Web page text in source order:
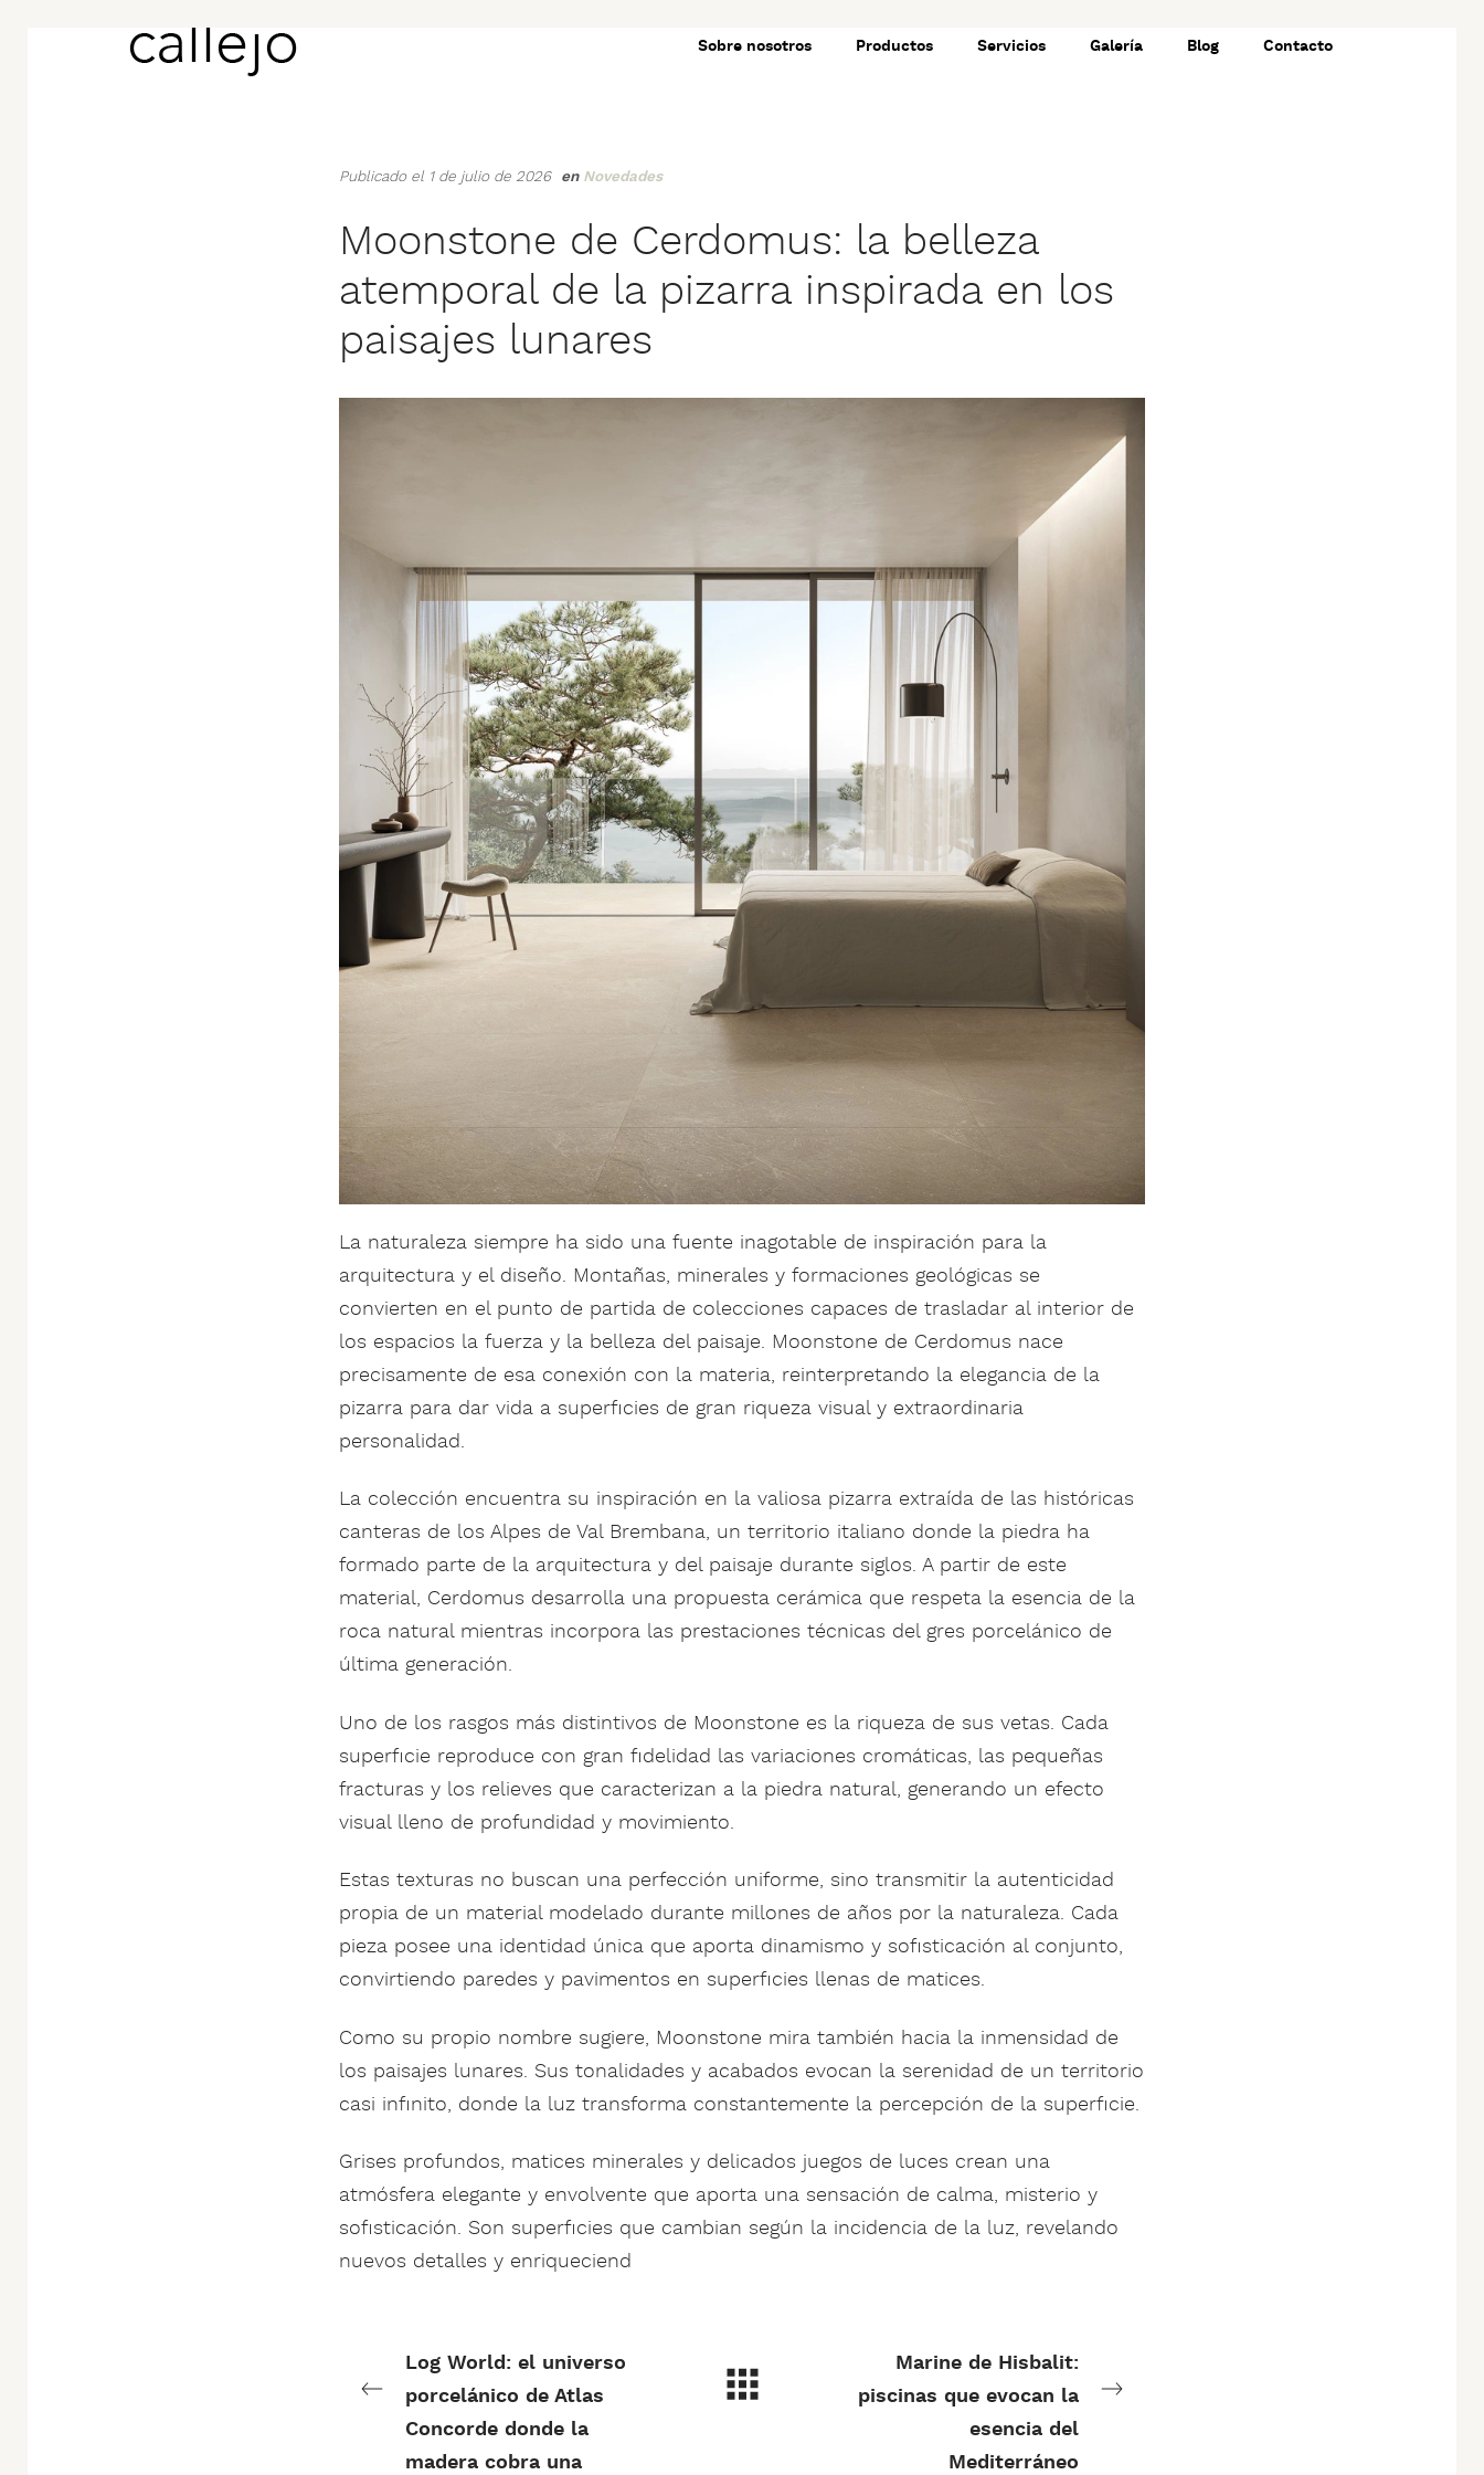
Sobre nosotros Productos Servicios Galería Blog Contacto
Publicado el 1 de julio de 2026 en Novedades
Moonstone de Cerdomus: la belleza
atemporal de la pizarra inspirada en los
paisajes lunares
La naturaleza siempre ha sido una fuente inagotable de inspiración para la
arquitectura y el diseño. Montañas, minerales y formaciones geológicas se
convierten en el punto de partida de colecciones capaces de trasladar al interior de
los espacios la fuerza y la belleza del paisaje. Moonstone de Cerdomus nace
precisamente de esa conexión con la materia, reinterpretando la elegancia de la
pizarra para dar vida a superficies de gran riqueza visual y extraordinaria
personalidad.
La colección encuentra su inspiración en la valiosa pizarra extraída de las históricas
canteras de los Alpes de Val Brembana, un territorio italiano donde la piedra ha
formado parte de la arquitectura y del paisaje durante siglos. A partir de este
material, Cerdomus desarrolla una propuesta cerámica que respeta la esencia de la
roca natural mientras incorpora las prestaciones técnicas del gres porcelánico de
última generación.
Uno de los rasgos más distintivos de Moonstone es la riqueza de sus vetas. Cada
superficie reproduce con gran fidelidad las variaciones cromáticas, las pequeñas
fracturas y los relieves que caracterizan a la piedra natural, generando un efecto
visual lleno de profundidad y movimiento.
Estas texturas no buscan una perfección uniforme, sino transmitir la autenticidad
propia de un material modelado durante millones de años por la naturaleza. Cada
pieza posee una identidad única que aporta dinamismo y sofisticación al conjunto,
convirtiendo paredes y pavimentos en superficies llenas de matices.
Como su propio nombre sugiere, Moonstone mira también hacia la inmensidad de
los paisajes lunares. Sus tonalidades y acabados evocan la serenidad de un territorio
casi infinito, donde la luz transforma constantemente la percepción de la superficie.
Grises profundos, matices minerales y delicados juegos de luces crean una
atmósfera elegante y envolvente que aporta una sensación de calma, misterio y
sofisticación. Son superficies que cambian según la incidencia de la luz, revelando
nuevos detalles y enriqueciend
Log World: el universo
porcelánico de Atlas
Concorde donde la
madera cobra una
Marine de Hisbalit:
piscinas que evocan la
esencia del
Mediterráneo